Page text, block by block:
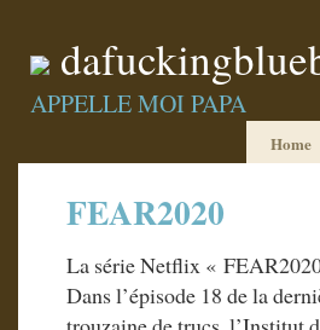
APPELLE MOI PAPA
Home
FEAR2020
La série Netflix «
Dans l’épisode 18 de la